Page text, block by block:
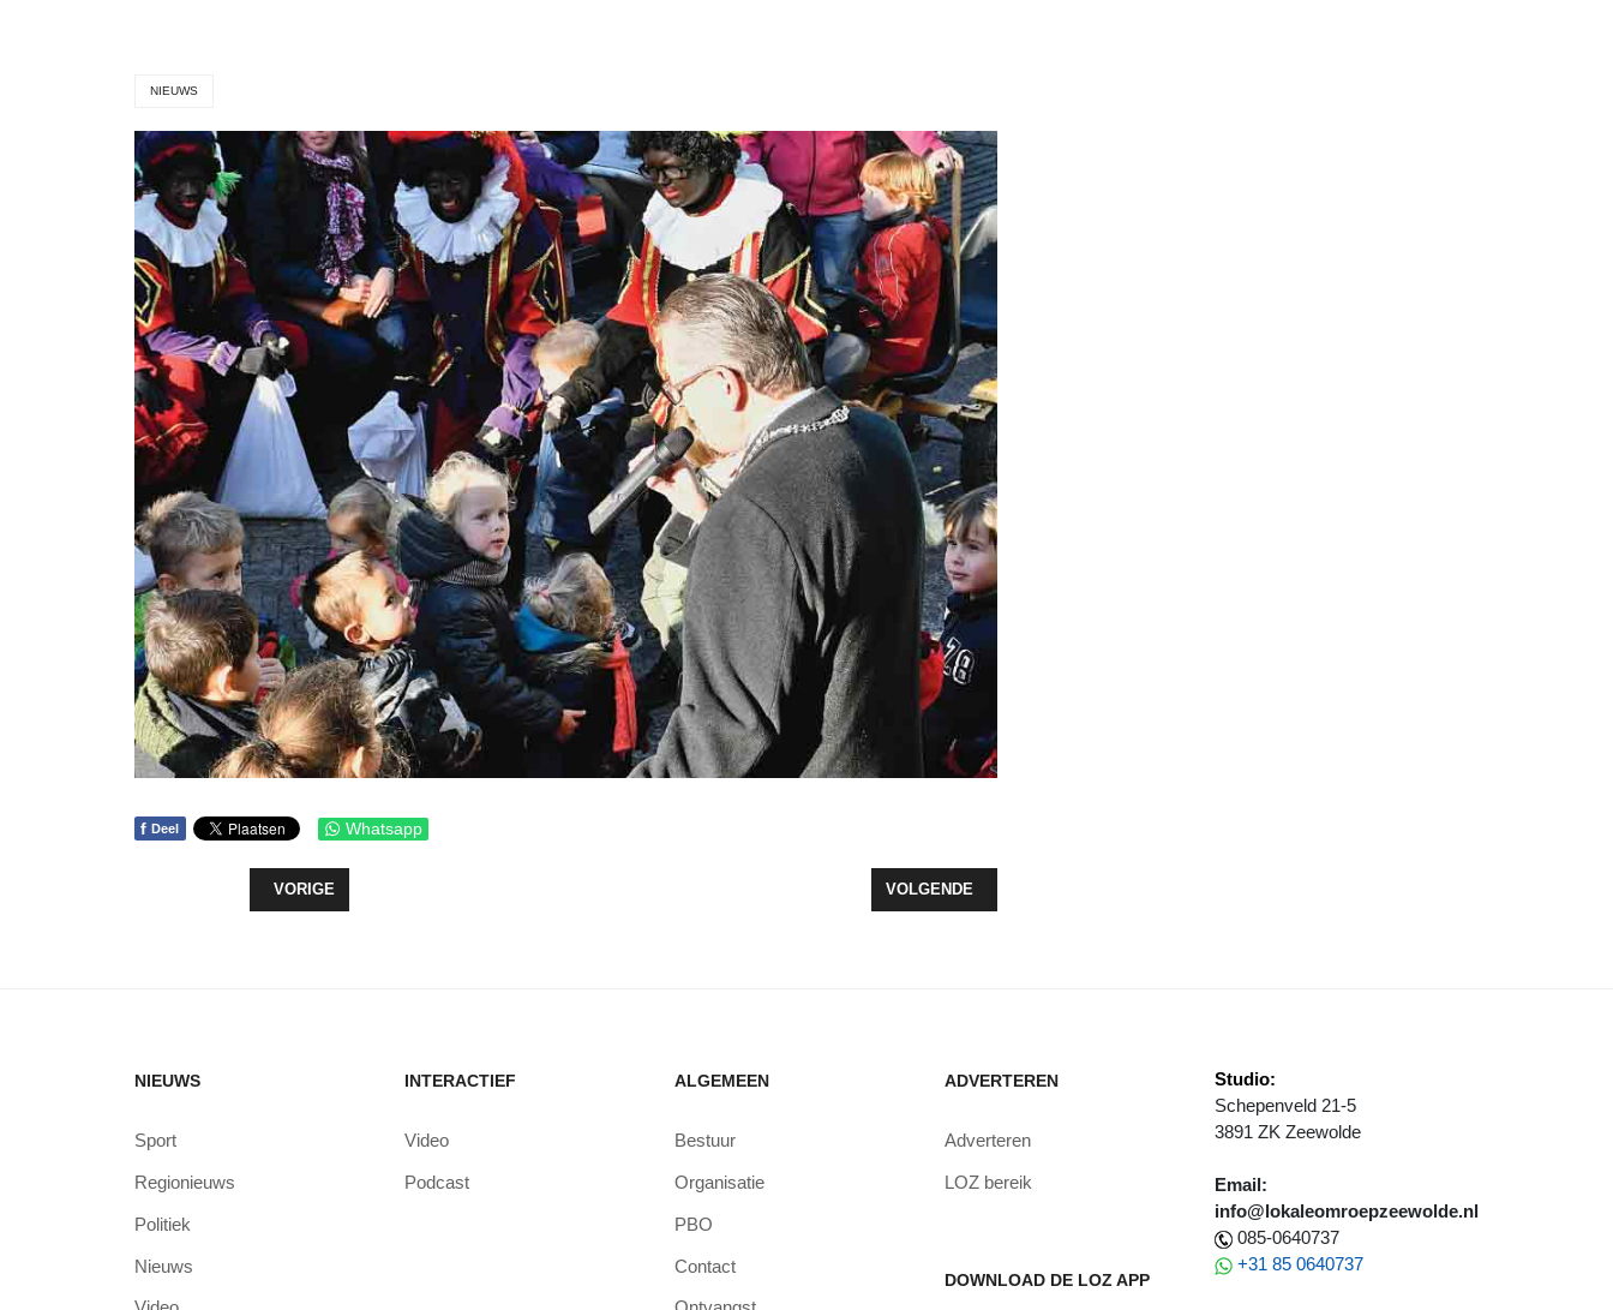
NIEUWS
f Deel Whatsapp
VORIG ARTIKEL: SINTERKLAASINTOCHT 2018 LIVE OP LOZ
VORIGE VOLGENDE ARTIKEL: ZEEWOLDE ZAKELIJK BEDANKT "HAAR ONDERNEMERS"
VOLGENDE
NIEUWS
Sport
Regionieuws
Politiek
Nieuws
INTERACTIEF
Video
Podcast
ALGEMEEN
Bestuur
Organisatie
PBO
Contact
ADVERTEREN
Adverteren
LOZ bereik
DOWNLOAD DE LOZ APP
Studio:
Schepenveld 21-5
3891 ZK Zeewolde
Email:
info@lokaleomroepzeewolde.nl
085-0640737
+31 85 0640737